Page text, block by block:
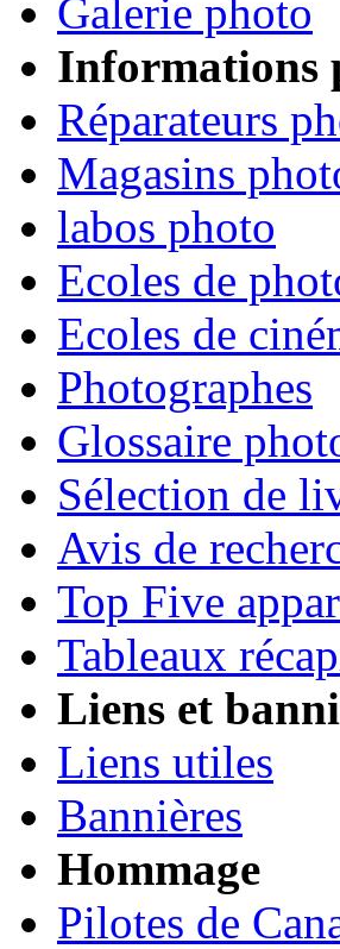
Galerie photo
Informations
Réparateurs
Magasins
labos photo
Ecoles de
Ecoles de
Photographes
Glossaire
Sélection de
Avis de
Top Five
Tableaux
Liens et
Liens utiles
Bannières
Hommage
Pilotes de